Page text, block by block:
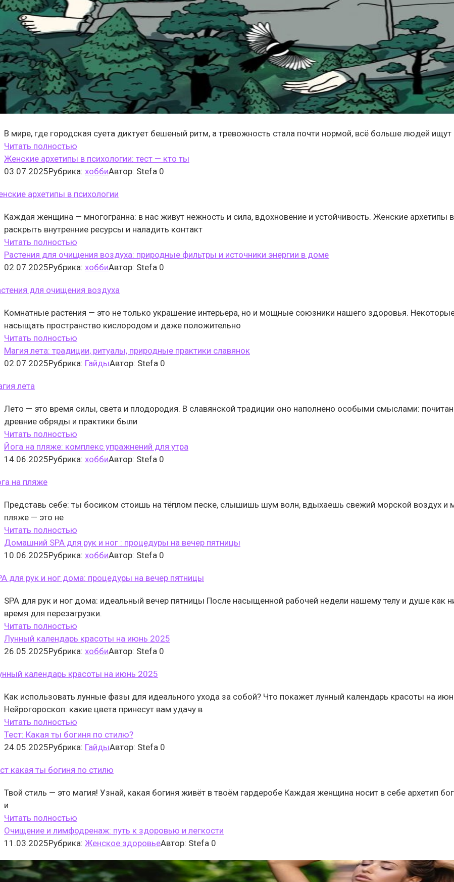
В мире, где городская суета диктует бешеный ритм, а тревожность стала почти нормой, всё больше людей
Читать полностью
Женские архетипы в психологии: тест — кто ты
03.07.2025Рубрика: хоббиАвтор: Stefa 0
Каждая женщина — многогранна: в нас живут нежность и сила, вдохновение и устойчивость. Женские архетипы
раскрыть внутренние ресурсы и наладить контакт
Читать полностью
Растения для очищения воздуха: природные фильтры и источники энергии в доме
02.07.2025Рубрика: хоббиАвтор: Stefa 0
Комнатные растения — это не только украшение интерьера, но и мощные союзники нашего здоровья.
насыщать пространство кислородом и даже положительно
Читать полностью
Магия лета: традиции, ритуалы, природные практики славянок
02.07.2025Рубрика: ГайдыАвтор: Stefa 0
Лето — это время силы, света и плодородия. В славянской традиции оно наполнено особыми смыслами:
древние обряды и практики были
Читать полностью
Йога на пляже: комплекс упражнений для утра
14.06.2025Рубрика: хоббиАвтор: Stefa 0
Представь себе: ты босиком стоишь на тёплом песке, слышишь шум волн, вдыхаешь свежий морской воздух
пляже — это не
Читать полностью
Домашний SPA для рук и ног : процедуры на вечер пятницы
10.06.2025Рубрика: хоббиАвтор: Stefa 0
SPA для рук и ног дома: идеальный вечер пятницы После насыщенной рабочей недели нашему телу и душе как
время для перезагрузки.
Читать полностью
Лунный календарь красоты на июнь 2025
26.05.2025Рубрика: хоббиАвтор: Stefa 0
Как использовать лунные фазы для идеального ухода за собой? Что покажет лунный календарь красоты на
Нейрогороскоп: какие цвета принесут вам удачу в
Читать полностью
Тест: Какая ты богиня по стилю?
24.05.2025Рубрика: ГайдыАвтор: Stefa 0
Твой стиль — это магия! Узнай, какая богиня живёт в твоём гардеробе Каждая женщина носит в себе архетип
и
Читать полностью
Очищение и лимфодренаж: путь к здоровью и легкости
11.03.2025Рубрика: Женское здоровьеАвтор: Stefa 0